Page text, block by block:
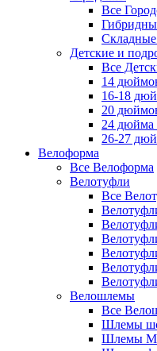
Все
Детские и
Все
14
16-18
20
24 дюйма
26-27
Велоформа
Все Велоформа
Велотуфли
Все
Велошлемы
Все
Шлемы
Шлемы